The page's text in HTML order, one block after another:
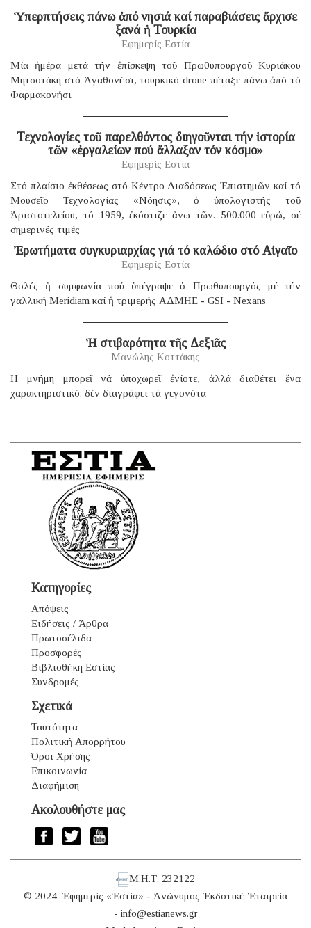
Ὑπερπτήσεις πάνω ἀπό νησιά καί παραβιάσεις ἄρχισε
ξανά ἡ Τουρκία
Εφημερίς Εστία
Μία ἡμέρα μετά τήν ἐπίσκεψη τοῦ Πρωθυπουργοῦ Κυριάκου
Μητσοτάκη στό Ἀγαθονήσι, τουρκικό drone πέταξε πάνω ἀπό τό
Φαρμακονήσι
Τεχνολογίες τοῦ παρελθόντος διηγοῦνται τήν ἱστορία
τῶν «ἐργαλείων πού ἄλλαξαν τόν κόσμο»
Εφημερίς Εστία
Στό πλαίσιο ἐκθέσεως στό Κέντρο Διαδόσεως Ἐπιστημῶν καί τό
Μουσεῖο Τεχνολογίας «Νόησις», ὁ ὑπολογιστής τοῦ
Ἀριστοτελείου, τό 1959, ἐκόστιζε ἄνω τῶν. 500.000 εὐρώ, σέ
σημερινές τιμές
Ἐρωτήματα συγκυριαρχίας γιά τό καλώδιο στό Αἰγαῖο
Εφημερίς Εστία
Θολές ἡ συμφωνία πού ὑπέγραψε ὁ Πρωθυπουργός μέ τήν
γαλλική Μeridiam καί ἡ τριμερής ΑΔΜΗΕ - GSI - Nexans
Ἡ στιβαρότητα τῆς Δεξιᾶς
Μανώλης Κοττάκης
H μνήμη μπορεῖ νά ὑποχωρεῖ ἐνίοτε, ἀλλά διαθέτει ἕνα
χαρακτηριστικό: δέν διαγράφει τά γεγονότα
Κατηγορίες
Απόψεις
Ειδήσεις / Άρθρα
Πρωτοσέλιδα
Προσφορές
Βιβλιοθήκη Εστίας
Συνδρομές
Σχετικά
Ταυτότητα
Πολιτική Απορρήτου
Όροι Χρήσης
Επικοινωνία
Διαφήμιση
Ακολουθήστε μας
Μ.Η.Τ. 232122
© 2024. Ἐφημερίς «Ἑστία» - Ἀνώνυμος Ἐκδοτική Ἑταιρεία
- info@estianews.gr